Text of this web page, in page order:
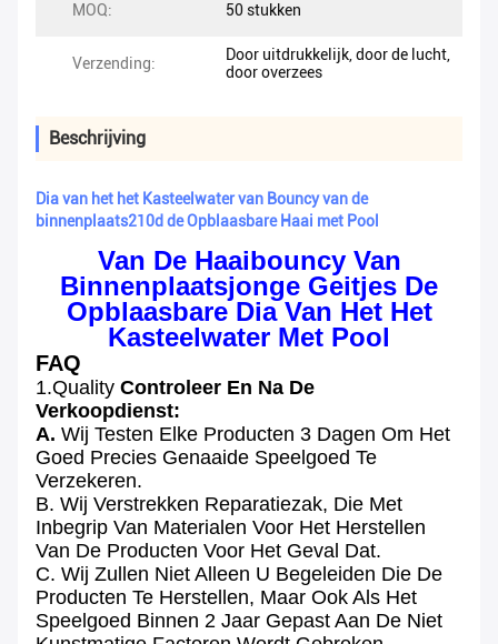
MOQ: 50 stukken
Verzending:
Door uitdrukkelijk, door de lucht,
door overzees
Beschrijving
Dia van het het Kasteelwater van Bouncy van de
binnenplaats210d de Opblaasbare Haai met Pool
Van De Haaibouncy Van
Binnenplaatsjonge Geitjes De
Opblaasbare Dia Van Het Het
Kasteelwater Met Pool
FAQ
1.Quality Controleer En Na De
Verkoopdienst:
A. Wij Testen Elke Producten 3 Dagen Om Het
Goed Precies Genaaide Speelgoed Te
Verzekeren.
B. Wij Verstrekken Reparatiezak, Die Met
Inbegrip Van Materialen Voor Het Herstellen
Van De Producten Voor Het Geval Dat.
C. Wij Zullen Niet Alleen U Begeleiden Die De
Producten Te Herstellen, Maar Ook Als Het
Speelgoed Binnen 2 Jaar Gepast Aan De Niet